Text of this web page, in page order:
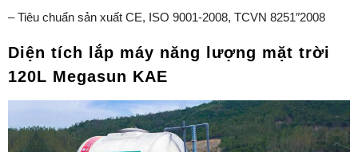
– Tiêu chuẩn sản xuất CE, ISO 9001-2008, TCVN 8251″2008
Diện tích lắp máy năng lượng mặt trời
120L Megasun KAE